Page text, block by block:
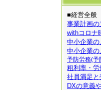
■経営全般
事業計画
withコロナ
中小企業
中小企業の
予防労務(予
粗利率・
社員満足
DXの意義